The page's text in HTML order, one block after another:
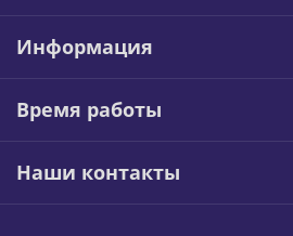
Информация
Время работы
Наши контакты